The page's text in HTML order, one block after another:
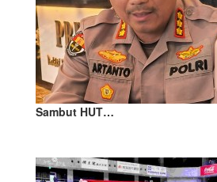
Sambut HUT…